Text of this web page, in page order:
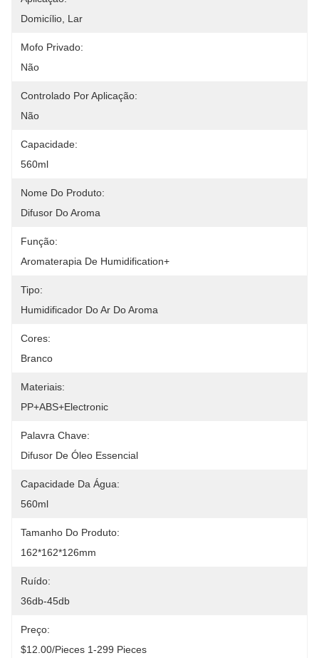
Domicílio, Lar
Mofo Privado:
Não
Controlado Por Aplicação:
Não
Capacidade:
560ml
Nome Do Produto:
Difusor Do Aroma
Função:
Aromaterapia De Humidification+
Tipo:
Humidificador Do Ar Do Aroma
Cores:
Branco
Materiais:
PP+ABS+Electronic
Palavra Chave:
Difusor De Óleo Essencial
Capacidade Da Água:
560ml
Tamanho Do Produto:
162*162*126mm
Ruído:
36db-45db
Preço:
$12.00/pieces 1-299 Pieces